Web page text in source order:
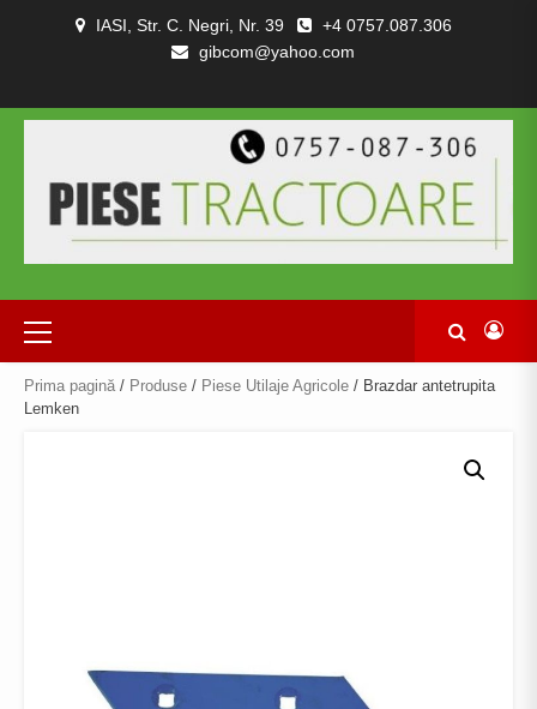
IASI, Str. C. Negri, Nr. 39
+4 0757.087.306
gibcom@yahoo.com
TRACTOARE
SI
COMBINE
NOI
DE
CONFIDENȚIALITATEA
SI
CONDITII
Primary
Menu
Prima pagină / Produse / Piese Utilaje Agricole / Brazdar antetrupita
Lemken